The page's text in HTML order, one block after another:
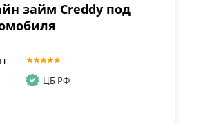
займ Creddy под
ЦБ РФ